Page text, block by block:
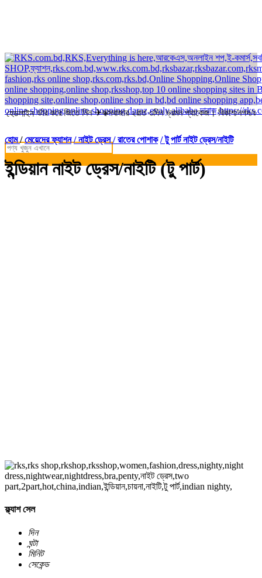
হেডলাইন
অর্ডার করে জিতে নিন ✈কক্সবাজার ২রাত ৩দিন ভ্রমন প্যাকেজ। বিকাশ/নগদ/
হোম/মেয়েদের ফ্যাশন / নাইট ড্রেস / রাতের পোশাক / টু পার্ট নাইট ড্রেস/নাইটি
ইন্ডিয়ান নাইট ড্রেস/নাইটি (টু পার্ট)
ফ্ল্যাশ সেল
দিন
ঘন্টা
মিনিট
সেকেন্ড